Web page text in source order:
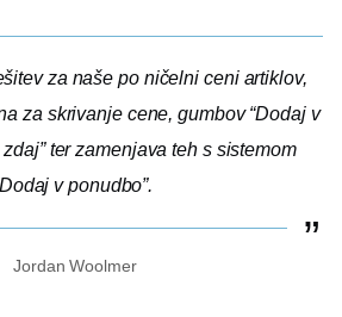
za našepo ničelni ceniartiklov,
za skrivanje cene, gumbov “Dodaj v
zdaj” ter zamenjava teh s sistemom
v ponudbo”.
Jordan Woolmer